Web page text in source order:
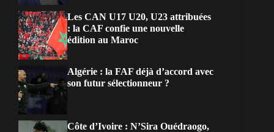
Les CAN U17 U20, U23 attribuées
: la CAF confie une nouvelle
édition au Maroc
Algérie : la FAF déjà d’accord avec
son futur sélectionneur ?
Côte d’Ivoire : N’Sira Ouédraogo,